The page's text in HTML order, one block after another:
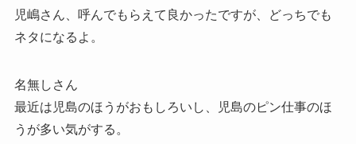
児嶋さん、呼んでもらえて良かったですが、どっちでも
ネタになるよ。
名無しさん
最近は児島のほうがおもしろいし、児島のピン仕事のほ
うが多い気がする。